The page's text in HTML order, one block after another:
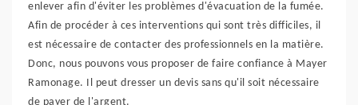
enlever afin d'éviter les problèmes d'évacuation de la fumée.
Afin de procéder à ces interventions qui sont très difficiles, il
est nécessaire de contacter des professionnels en la matière.
Donc, nous pouvons vous proposer de faire confiance à Mayer
Ramonage. Il peut dresser un devis sans qu'il soit nécessaire
de payer de l'argent.